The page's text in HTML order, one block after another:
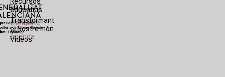
Recursos
Contacte
Agenda
educatius
Transformant
el Nostre món
Vídeos